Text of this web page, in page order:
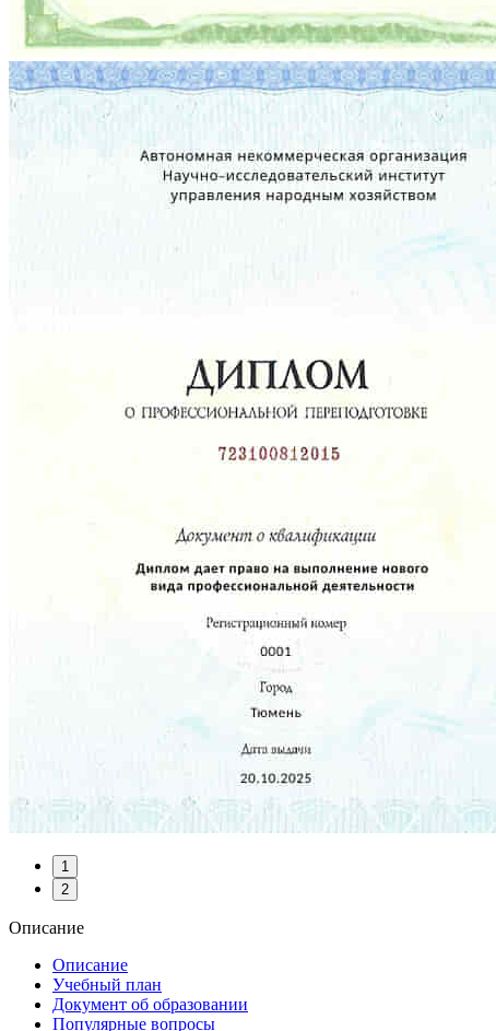
1
2
Описание
Описание
Учебный план
Документ об образовании
Популярные вопросы